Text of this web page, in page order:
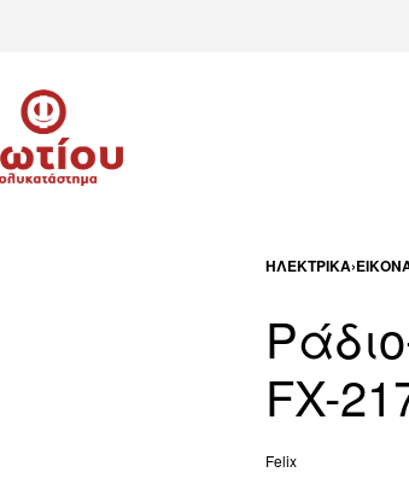
ΗΛΕΚΤΡΙΚΆ›
FX-
Felix